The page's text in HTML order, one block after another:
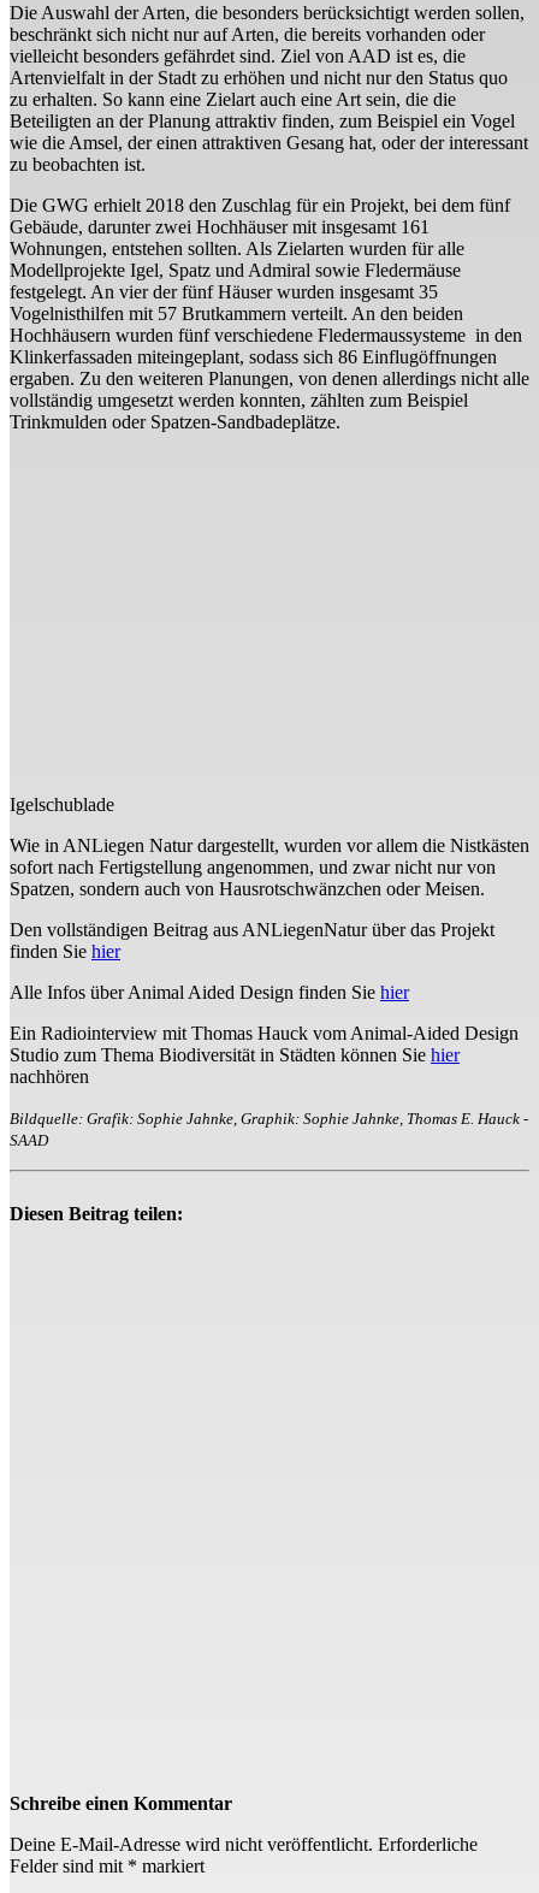
Die Auswahl der Arten, die besonders berücksichtigt werden sollen,
beschränkt sich nicht nur auf Arten, die bereits vorhanden oder
vielleicht besonders gefährdet sind. Ziel von AAD ist es, die
Artenvielfalt in der Stadt zu erhöhen und nicht nur den Status quo
zu erhalten. So kann eine Zielart auch eine Art sein, die die
Beteiligten an der Planung attraktiv finden, zum Beispiel ein Vogel
wie die Amsel, der einen attraktiven Gesang hat, oder der interessant
zu beobachten ist.
Die GWG erhielt 2018 den Zuschlag für ein Projekt, bei dem fünf
Gebäude, darunter zwei Hochhäuser mit insgesamt 161
Wohnungen, entstehen sollten. Als Zielarten wurden für alle
Modellprojekte Igel, Spatz und Admiral sowie Fledermäuse
festgelegt. An vier der fünf Häuser wurden insgesamt 35
Vogelnisthilfen mit 57 Brutkammern verteilt. An den beiden
Hochhäusern wurden fünf verschiedene Fledermaussysteme in den
Klinkerfassaden miteingeplant, sodass sich 86 Einflugöffnungen
ergaben. Zu den weiteren Planungen, von denen allerdings nicht alle
vollständig umgesetzt werden konnten, zählten zum Beispiel
Trinkmulden oder Spatzen-Sandbadeplätze.
Igelschublade
Wie in ANLiegen Natur dargestellt, wurden vor allem die Nistkästen
sofort nach Fertigstellung angenommen, und zwar nicht nur von
Spatzen, sondern auch von Hausrotschwänzchen oder Meisen.
Den vollständigen Beitrag aus ANLiegenNatur über das Projekt
finden Sie hier
Alle Infos über Animal Aided Design finden Sie hier
Ein Radiointerview mit Thomas Hauck vom Animal-Aided Design
Studio zum Thema Biodiversität in Städten können Sie hier
nachhören
Bildquelle: Grafik: Sophie Jahnke, Graphik: Sophie Jahnke, Thomas E. Hauck -
SAAD
Diesen Beitrag teilen:
Schreibe einen Kommentar
Deine E-Mail-Adresse wird nicht veröffentlicht. Erforderliche
Felder sind mit * markiert